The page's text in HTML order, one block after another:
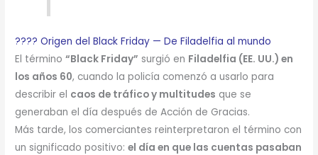
???? Origen del Black Friday — De Filadelfia al mundo
El término“Black Friday” surgió en Filadelfia (EE. UU.) en
los años 60, cuando la policía comenzó a usarlo para
describir el caos de tráfico y multitudes que se
generaban el día después de Acción de Gracias.
Más tarde, los comerciantes reinterpretaron el término con
un significado positivo:el día en que las cuentas pasaban